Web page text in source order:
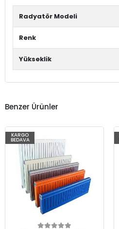
Radyatör Modeli
Renk
Yükseklik
Benzer Ürünler
KARGO
BEDAVA